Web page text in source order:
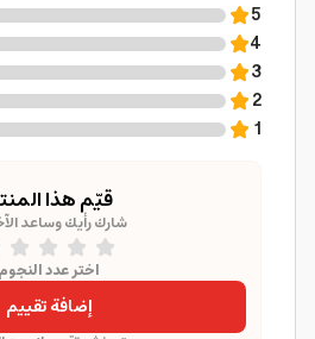
5
4
3
2
1
قيّم هذا
شارك رأيك وساعد
اختر عدد النجوم
إضافة تقييم